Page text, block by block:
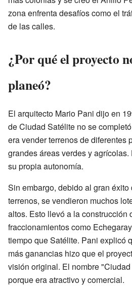
zona enfrenta desafíos como el
de las calles.
¿Por qué el proyecto
planeó?
El arquitecto Mario Pani dijo en
de Ciudad Satélite no se
era vender terrenos de diferentes
grandes áreas verdes y
su propia autonomía.
Sin embargo, debido al gran
terrenos, se vendieron muchos
altos. Esto llevó a la construcción
fraccionamientos como
tiempo que Satélite. Pani explicó
más ganancias hizo que el
visión original. El nombre
porque era atractivo y comercial.